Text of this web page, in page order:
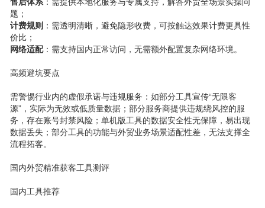
题；
计费规则：需透明清晰，避免隐形收费，可按触达效果计费更具性
价比；
网络适配：需支持国内正常访问，无需额外配置复杂网络环境。
高频避坑要点
需警惕行业内的虚假承诺与违规服务：如部分工具宣传“无限客
源”，实际为无效或低质量数据；部分服务商提供违规绕风控的服
务，存在账号封禁风险；单机版工具的数据安全性无保障，易出现
数据丢失；部分工具的功能与外贸业务场景适配性差，无法支撑全
流程拓客。
国内外贸精准获客工具测评
国内工具推荐